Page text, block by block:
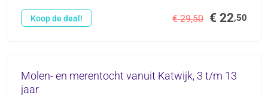
€ 29,50 € 22,50
Koop de deal!
Molen- en merentocht vanuit Katwijk, 3 t/m 13
jaar